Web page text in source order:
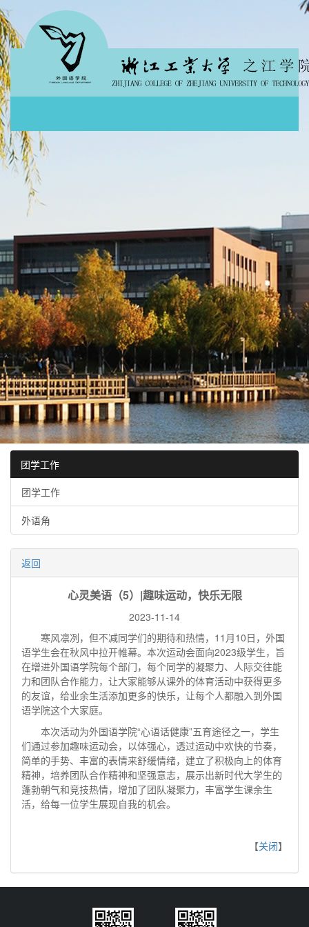
团学工作
团学工作
外语角
返回
心灵美语（5）|趣味运动，快乐无限
2023-11-14
寒风凛冽，但不减同学们的期待和热情，11月10日，外国
语学生会在秋风中拉开帷幕。本次运动会面向2023级学生，旨
在增进外国语学院每个部门，每个同学的凝聚力、人际交往能
力和团队合作能力，让大家能够从课外的体育活动中获得更多
的友谊，给业余生活添加更多的快乐，让每个人都融入到外国
语学院这个大家庭。
本次活动为外国语学院“心语话健康”五育途径之一，学生
们通过参加趣味运动会，以体强心，透过运动中欢快的节奏，
简单的手势、丰富的表情来舒缓情绪，建立了积极向上的体育
精神，培养团队合作精神和坚强意志，展示出新时代大学生的
蓬勃朝气和竞技热情，增加了团队凝聚力，丰富学生课余生
活，给每一位学生展现自我的机会。
【关闭】